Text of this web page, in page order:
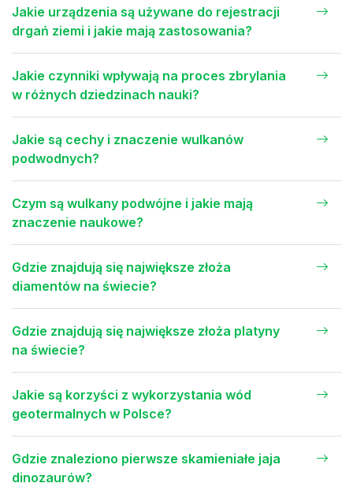
Jakie urządzenia są używane do rejestracji
drgań ziemi i jakie mają zastosowania?
Jakie czynniki wpływają na proces zbrylania
w różnych dziedzinach nauki?
Jakie są cechy i znaczenie wulkanów
podwodnych?
Czym są wulkany podwójne i jakie mają
znaczenie naukowe?
Gdzie znajdują się największe złoża
diamentów na świecie?
Gdzie znajdują się największe złoża platyny
na świecie?
Jakie są korzyści z wykorzystania wód
geotermalnych w Polsce?
Gdzie znaleziono pierwsze skamieniałe jaja
dinozaurów?